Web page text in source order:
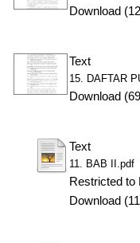
Download
Text
15. DAFTAR
Download
Text
11. BAB II.pdf
Restricted to
Download